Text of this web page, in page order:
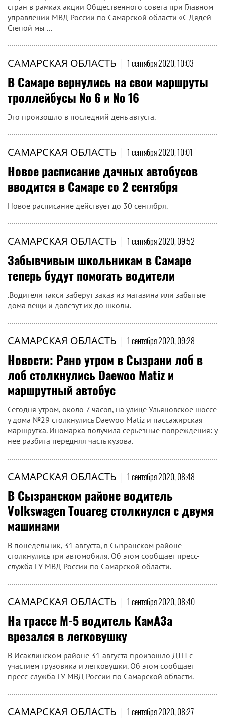
стран в рамках акции Общественного совета при Главном
управлении МВД России по Самарской области «С Дядей
Степой мы ...
САМАРСКАЯ ОБЛАСТЬ | 1 сентября 2020, 10:03
В Самаре вернулись на свои маршруты
троллейбусы № 6 и № 16
Это произошло в последний день августа.
САМАРСКАЯ ОБЛАСТЬ | 1 сентября 2020, 10:01
Новое расписание дачных автобусов
вводится в Самаре со 2 сентября
Новое расписание действует до 30 сентября.
САМАРСКАЯ ОБЛАСТЬ | 1 сентября 2020, 09:52
Забывчивым школьникам в Самаре
теперь будут помогать водители
.Водители такси заберут заказ из магазина или забытые
дома вещи и довезут их до школы.
САМАРСКАЯ ОБЛАСТЬ | 1 сентября 2020, 09:28
Новости: Рано утром в Сызрани лоб в
лоб столкнулись Daewoo Matiz и
маршрутный автобус
Сегодня утром, около 7 часов, на улице Ульяновское шоссе
у дома №29 столкнулись Daewoo Matiz и пассажирская
маршрутка. Иномарка получила серьезные повреждения: у
нее разбита передняя часть кузова.
САМАРСКАЯ ОБЛАСТЬ | 1 сентября 2020, 08:48
В Сызранском районе водитель
Volkswagen Touareg столкнулся с двумя
машинами
В понедельник, 31 августа, в Сызранском районе
столкнулись три автомобиля. Об этом сообщает пресс-
служба ГУ МВД России по Самарской области.
САМАРСКАЯ ОБЛАСТЬ | 1 сентября 2020, 08:40
На трассе М-5 водитель КамАЗа
врезался в легковушку
В Исаклинском районе 31 августа произошло ДТП с
участием грузовика и легковушки. Об этом сообщает
пресс-служба ГУ МВД России по Самарской области.
САМАРСКАЯ ОБЛАСТЬ | 1 сентября 2020, 08:27